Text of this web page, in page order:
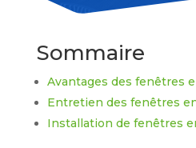
Sommaire
Avantages des fenêtres
Entretien des fenêtres
Installation de fenêtres